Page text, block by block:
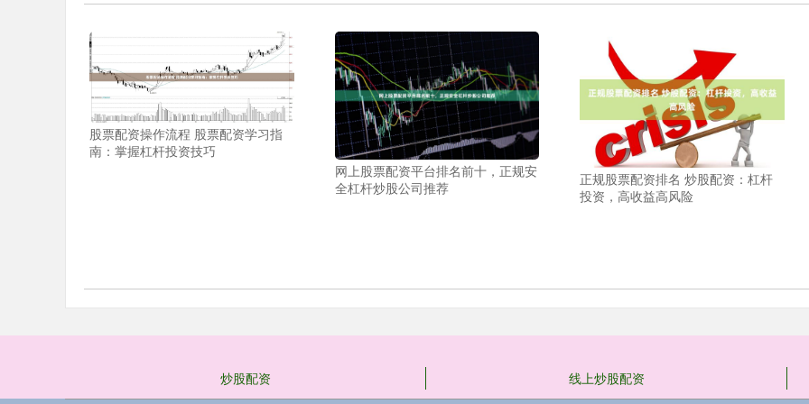
股票配资操作流程 股票配资学习指
南：掌握杠杆投资技巧
网上股票配资平台排名前十，正规安
全杠杆炒股公司推荐
正规股票配资排名 炒股配资：杠杆
投资，高收益高风险
炒股配资 线上炒股配资